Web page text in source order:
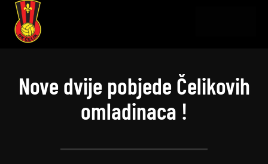
Nove dvije pobjede Čelikovih
omladinaca !